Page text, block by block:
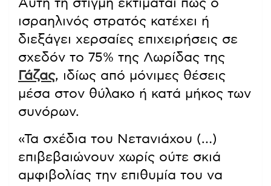
Αυτή τη στιγμή εκτιμάται πως ο
ισραηλινός στρατός κατέχει ή
διεξάγει χερσαίες επιχειρήσεις σε
σχεδόν το 75% της Λωρίδας της
Γάζας, ιδίως από μόνιμες θέσεις
μέσα στον θύλακο ή κατά μήκος των
συνόρων.
«Τα σχέδια του Νετανιάχου (…)
επιβεβαιώνουν χωρίς ούτε σκιά
αμφιβολίας την επιθυμία του να